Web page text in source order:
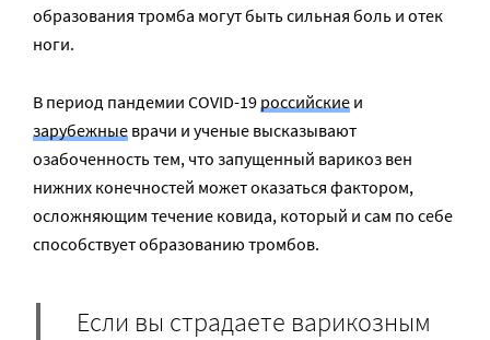
образования тромба могут быть сильная боль и отек
ноги.
В период пандемии COVID-19российские и
зарубежные врачи и ученые высказывают
озабоченность тем, что запущенный варикоз вен
нижних конечностей может оказаться фактором,
осложняющим течение ковида, который и сам по себе
способствует образованию тромбов.
Если вы страдаете варикозным